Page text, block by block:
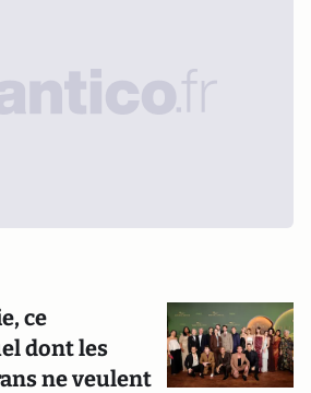
ce
dont les
ne veulent